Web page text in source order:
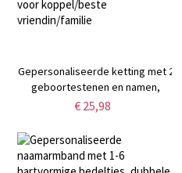
Gepersonaliseerde ketting met 2
geboortestenen en namen,
aangepaste naamketting met
verjaardags-/kerst-/
voor koppel/beste
vriendin/familie
€ 25,98